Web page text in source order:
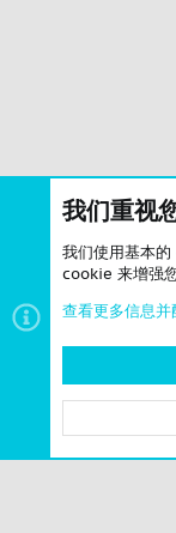
我们重视
我们使用基本的
cookie 来增强您
查看更多信息